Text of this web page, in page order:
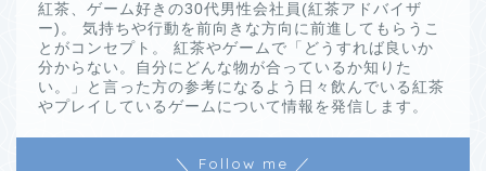
紅茶、ゲーム好きの30代男性会社員(紅茶アドバイザ
ー)。 気持ちや行動を前向きな方向に前進してもらうこ
とがコンセプト。 紅茶やゲームで「どうすれば良いか
分からない。自分にどんな物が合っているか知りた
い。」と言った方の参考になるよう日々飲んでいる紅茶
やプレイしているゲームについて情報を発信します。
＼ Follow me ／